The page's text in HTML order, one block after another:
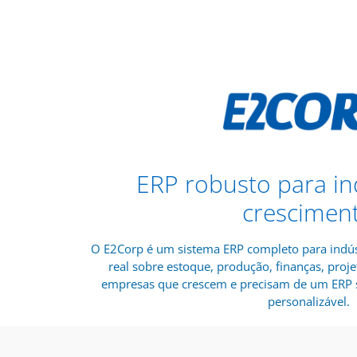
ERP robusto para
O E2Corp é um sistema ERP completo para
real sobre estoque, produção, finanças,
empresas que crescem e precisam de um
personalizável.